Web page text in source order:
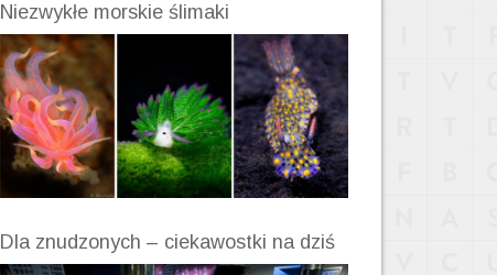
Niezwykłe morskie ślimaki
Dla znudzonych – ciekawostki na dziś